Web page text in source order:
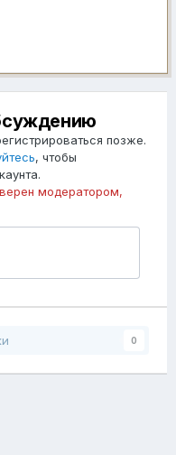
позже.
, чтобы
модератором,
0